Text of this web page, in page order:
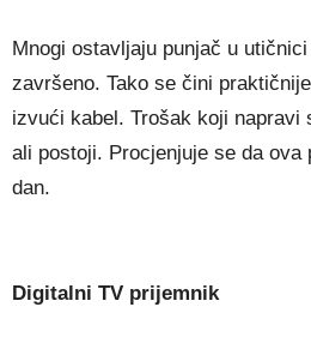
Mnogi ostavljaju punjač u
završeno. Tako se čini
izvući kabel. Trošak koji napravi
ali postoji. Procjenjuje se da
dan.
Digitalni TV prijemnik